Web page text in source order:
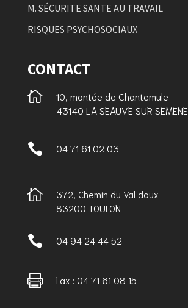
M. SÉCURITE SANTE AU TRAVAIL
RISQUES PSYCHOSOCIAUX
CONTACT

10, montée de Chantemule
43140 LA SEAUVE SUR SEMENE
 04 71 61 02 03

372, Chemin du Val doux
83200 TOULON
 04 94 24 44 52
 Fax : 04 71 61 08 15